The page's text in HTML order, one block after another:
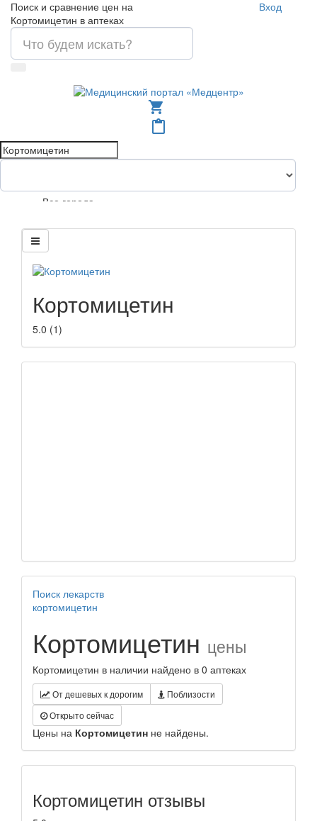
Поиск и сравнение цен на
Кортомицетин в аптеках
Вход
shopping_cart
content_paste
Все города
Кортомицетин
5.0 (1)
Поиск лекарств
кортомицетин
Кортомицетин цены
Кортомицетин в наличии найдено в 0 аптеках
От дешевых к дорогим
Поблизости
Открыто сейчас
Цены на Кортомицетин не найдены.
Кортомицетин отзывы